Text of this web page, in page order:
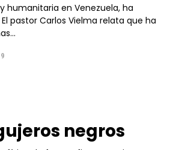
humanitaria en Venezuela, ha
pastor Carlos Vielma relata que ha
negros